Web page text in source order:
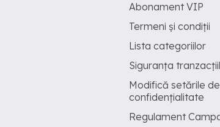
Abonament VIP
Termeni și condiții
Lista categoriilor
Siguranța
Modifică setările de
confidențialitate
Regulament